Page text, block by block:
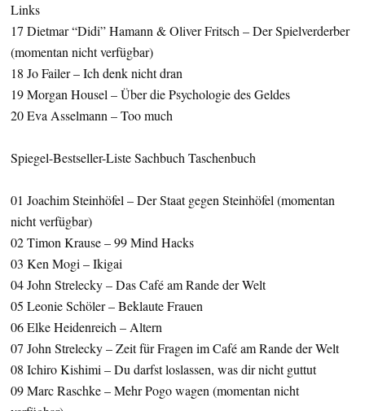
Links
17 Dietmar “Didi” Hamann & Oliver Fritsch – Der Spielverderber
(momentan nicht verfügbar)
18 Jo Failer – Ich denk nicht dran
19 Morgan Housel – Über die Psychologie des Geldes
20 Eva Asselmann – Too much
Spiegel-Bestseller-Liste Sachbuch Taschenbuch
01 Joachim Steinhöfel – Der Staat gegen Steinhöfel (momentan
nicht verfügbar)
02 Timon Krause – 99 Mind Hacks
03 Ken Mogi – Ikigai
04 John Strelecky – Das Café am Rande der Welt
05 Leonie Schöler – Beklaute Frauen
06 Elke Heidenreich – Altern
07 John Strelecky – Zeit für Fragen im Café am Rande der Welt
08 Ichiro Kishimi – Du darfst loslassen, was dir nicht guttut
09 Marc Raschke – Mehr Pogo wagen (momentan nicht